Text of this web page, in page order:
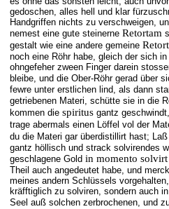
gedoschen, alles hell und klar
Handgriffen nichts zu verschweigen,
nemest eine gute steinerne Retortam
gestalt wie eine andere gemeine
noch eine Röhr habe, gleich der sich
ohngefeher zween Finger darein
bleibe, und die Ober-Röhr gerad über
fewre unter erstlichen lind, als dann
getriebenen Materi, schütte sie in die
kommen die spiritus gantz
trage abermals einen Löffel vol der
du die Materi gar überdistillirt hast;
gantz höllisch und strack solvirendes
geschlagene Gold in momento solvirt
Theil auch angedeutet habe, und
meines andern Schlüssels
kräfftiglich zu solviren, sondern auch
Seel auß solchen zerbrochenen, und